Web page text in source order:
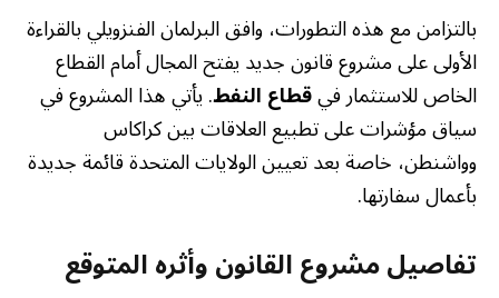
بالتزامن مع هذه التطورات، وافق البرلمان الفنزويلي بالقراءة
الأولى على مشروع قانون جديد يفتح المجال أمام القطاع
الخاص للاستثمار فيقطاع النفط. يأتي هذا المشروع في
سياق مؤشرات على تطبيع العلاقات بين كراكاس
وواشنطن، خاصة بعد تعيين الولايات المتحدة قائمة جديدة
بأعمال سفارتها.
تفاصيل مشروع القانون وأثره المتوقع